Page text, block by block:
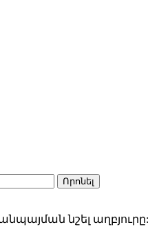
Որոնել
նշել աղբյուրը: